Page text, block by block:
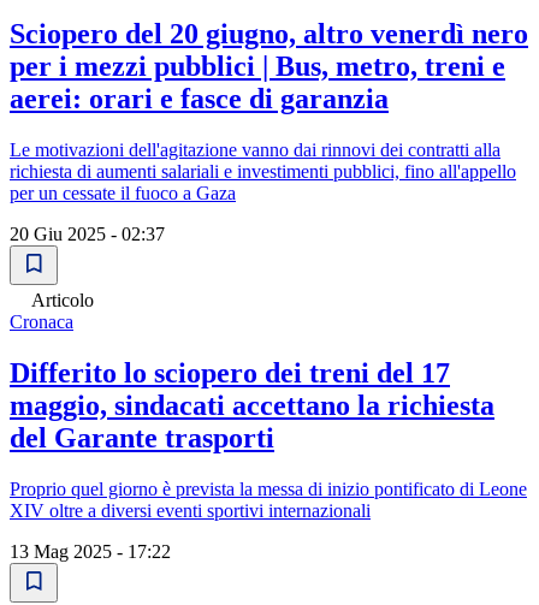
Sciopero del 20 giugno, altro venerdì nero
per i mezzi pubblici | Bus, metro, treni e
aerei: orari e fasce di garanzia
Le motivazioni dell'agitazione vanno dai rinnovi dei contratti alla
richiesta di aumenti salariali e investimenti pubblici, fino all'appello
per un cessate il fuoco a Gaza
20 Giu 2025 - 02:37
Articolo
Cronaca
Differito lo sciopero dei treni del 17
maggio, sindacati accettano la richiesta
del Garante trasporti
Proprio quel giorno è prevista la messa di inizio pontificato di Leone
XIV oltre a diversi eventi sportivi internazionali
13 Mag 2025 - 17:22